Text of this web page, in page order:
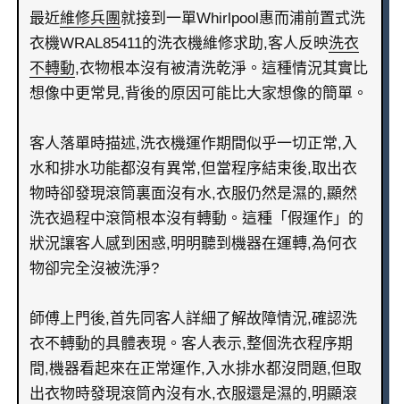
最近維修兵團 就接到一單Whirlpool惠而浦前置式洗
衣機WRAL85411的洗衣機維修求助,客人反映洗衣
不轉動,衣物根本沒有被清洗乾淨。這種情況其實比
想像中更常見,背後的原因可能比大家想像的簡單。
客人落單時描述,洗衣機運作期間似乎一切正常,入
水和排水功能都沒有異常,但當程序結束後,取出衣
物時卻發現滾筒裏面沒有水,衣服仍然是濕的,顯然
洗衣過程中滾筒根本沒有轉動。這種「假運作」的
狀況讓客人感到困惑,明明聽到機器在運轉,為何衣
物卻完全沒被洗淨?
師傅上門後,首先同客人詳細了解故障情況,確認洗
衣不轉動的具體表現。客人表示,整個洗衣程序期
間,機器看起來在正常運作,入水排水都沒問題,但取
出衣物時發現滾筒內沒有水,衣服還是濕的,明顯滾